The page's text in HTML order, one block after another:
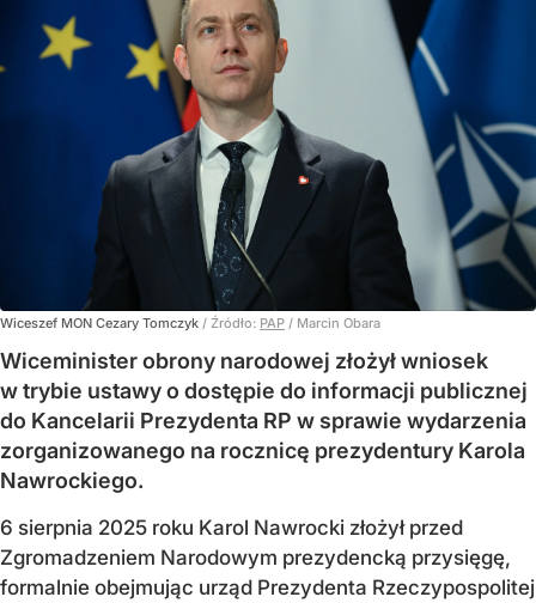
Wiceszef MON Cezary Tomczyk / Źródło: PAP / Marcin Obara
Wiceminister obrony narodowej złożył wniosek
w trybie ustawy o dostępie do informacji publicznej
do Kancelarii Prezydenta RP w sprawie wydarzenia
zorganizowanego na rocznicę prezydentury Karola
Nawrockiego.
6 sierpnia 2025 roku Karol Nawrocki złożył przed
Zgromadzeniem Narodowym prezydencką przysięgę,
formalnie obejmując urząd Prezydenta Rzeczypospolitej